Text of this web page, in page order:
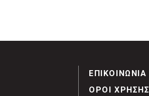
ΕΠΙΚΟΙΝΩΝΙΑ
ΟΡΟΙ ΧΡΗΣΗΣ